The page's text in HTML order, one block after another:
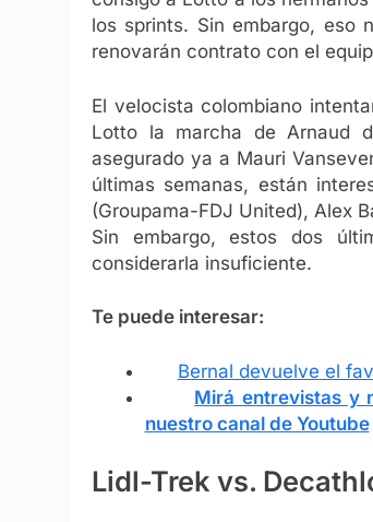
los sprints. Sin embargo, eso
renovarán contrato con el
El velocista colombiano
Lotto la marcha de Arnaud
asegurado ya a Mauri
últimas semanas, están
(Groupama-FDJ United), Alex
Sin embargo, estos dos
considerarla insuficiente.
Te puede interesar:
Bernal devuelve el
Mirá entrevistas y
nuestro canal de Youtube
Lidl-Trek vs.